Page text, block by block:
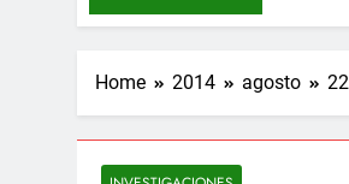
Home 2014 agosto 22